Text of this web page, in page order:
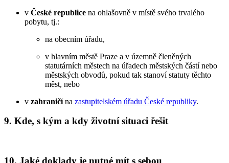
v České republice na ohlašovně v místě svého trvalého
pobytu, tj.:
na obecním úřadu,
v hlavním městě Praze a v územně členěných
statutárních městech na úřadech městských částí nebo
městských obvodů, pokud tak stanoví statuty těchto
měst, nebo
v zahraničína zastupitelském úřadu České republiky.
9. Kde, s kým a kdy životní situaci řešit
10. Jaké doklady je nutné mít s sebou